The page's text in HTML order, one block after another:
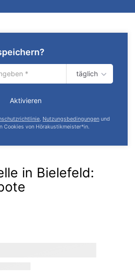
täglich
Aktivieren
, Nutzungsbedingungen und
Cookies von Hörakustikmeister*in.
in Bielefeld: